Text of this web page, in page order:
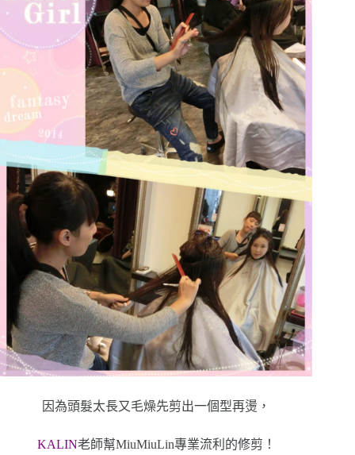
因為頭髮太長又毛燥先剪出一個型再燙，
KALIN老師幫MiuMiuLin專業流利的修剪 ！